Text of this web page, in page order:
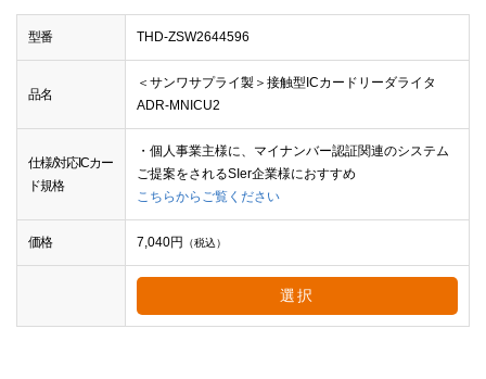
型番 THD-ZSW2644596
品名
＜サンワサプライ製＞接触型ICカードリーダライタ
ADR-MNICU2
仕様/対応ICカー
ド規格
・個人事業主様に、マイナンバー認証関連のシステム
ご提案をされるSIer企業様におすすめ
こちらからご覧ください
価格 7,040円 （税込）
選択